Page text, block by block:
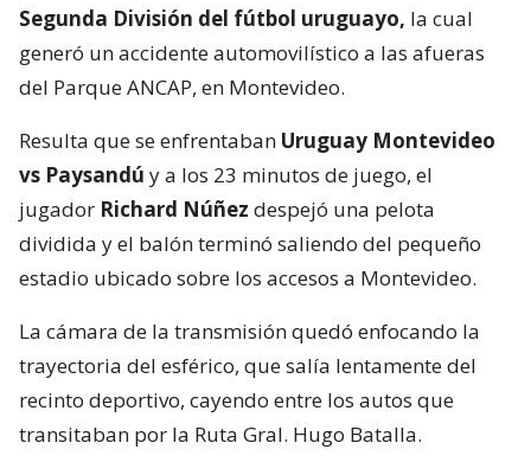
Segunda División del fútbol uruguayo, la cual
generó un accidente automovilístico a las afueras
del Parque ANCAP, en Montevideo.
Resulta que se enfrentaban Uruguay Montevideo
vs Paysandú y a los 23 minutos de juego, el
jugador Richard Núñez despejó una pelota
dividida y el balón terminó saliendo del pequeño
estadio ubicado sobre los accesos a Montevideo.
La cámara de la transmisión quedó enfocando la
trayectoria del esférico, que salía lentamente del
recinto deportivo, cayendo entre los autos que
transitaban por la Ruta Gral. Hugo Batalla.